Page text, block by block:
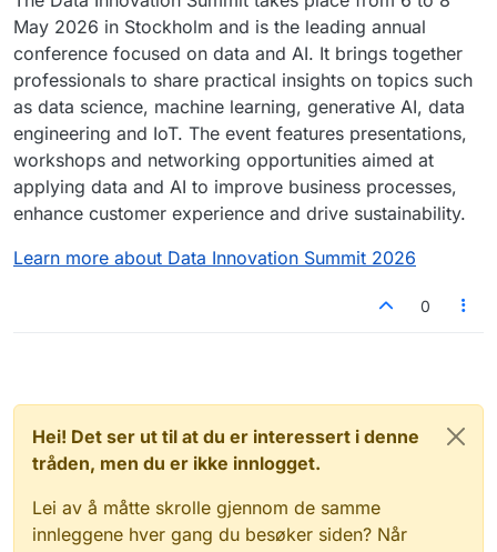
May 2026 in Stockholm and is the leading annual
conference focused on data and AI. It brings together
professionals to share practical insights on topics such
as data science, machine learning, generative AI, data
engineering and IoT. The event features presentations,
workshops and networking opportunities aimed at
applying data and AI to improve business processes,
enhance customer experience and drive sustainability.
Learn more about Data Innovation Summit 2026
0
Hei! Det ser ut til at du er interessert i denne
tråden, men du er ikke innlogget.
Lei av å måtte skrolle gjennom de samme
innleggene hver gang du besøker siden? Når